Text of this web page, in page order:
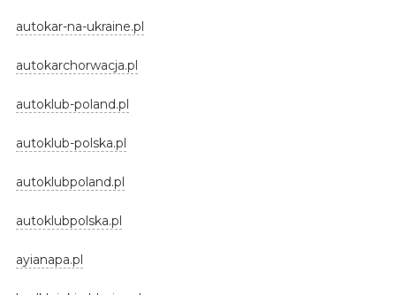
autokar-na-ukraine.pl
autokarchorwacja.pl
autoklub-poland.pl
autoklub-polska.pl
autoklubpoland.pl
autoklubpolska.pl
ayianapa.pl